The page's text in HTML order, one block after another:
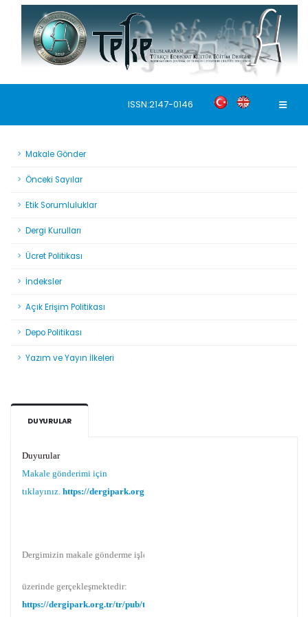
ISSN:2147-0146
Makale Gönder
Önceki Sayılar
Etik Sorumluluklar
Dergi Kurulları
Ücret Politikası
İndeksler
Açık Erişim Politikası
Depo Politikası
Yazım ve Yayın İlkeleri
DUYURULAR